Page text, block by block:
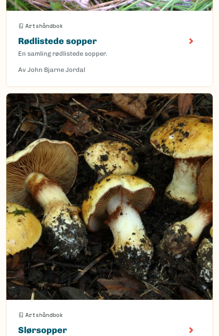
Artshåndbok
Rødlistede sopper
En samling rødlistede sopper.
Av John Bjarne Jordal
Artshåndbok
Slørsopper